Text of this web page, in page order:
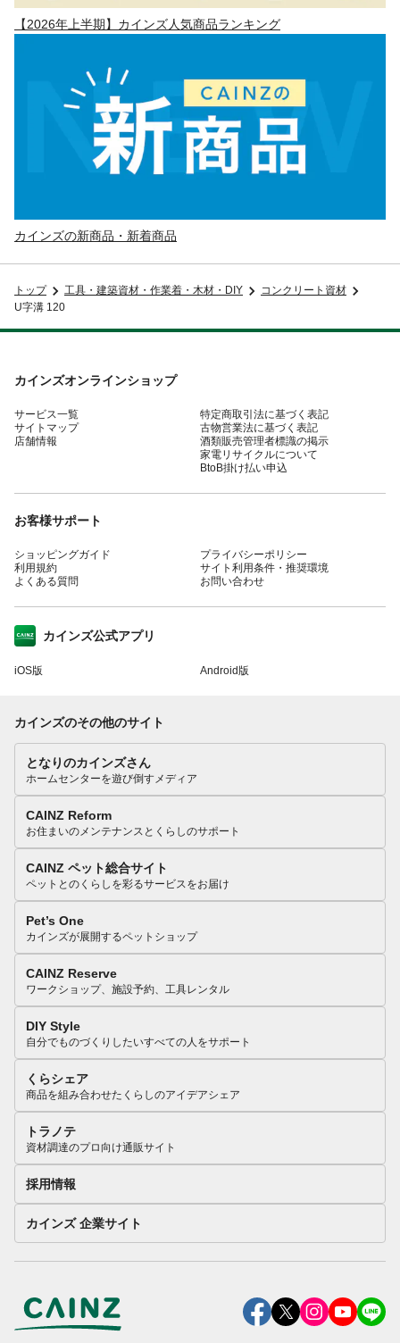
【2026年上半期】カインズ人気商品ランキング
カインズの新商品・新着商品
トップ 工具・建築資材・作業着・木材・DIY
コンクリート資材
U字溝 120
カインズオンラインショップ
サービス一覧
サイトマップ
店舗情報
特定商取引法に基づく表記
古物営業法に基づく表記
酒類販売管理者標識の掲示
家電リサイクルについて
BtoB掛け払い申込
お客様サポート
ショッピングガイド
利用規約
よくある質問
プライバシーポリシー
サイト利用条件・推奨環境
お問い合わせ
カインズ公式アプリ
iOS版 Android版
カインズのその他のサイト
となりのカインズさん
ホームセンターを遊び倒すメディア
CAINZ Reform
お住まいのメンテナンスとくらしのサポート
CAINZ ペット総合サイト
ペットとのくらしを彩るサービスをお届け
Pet’s One
カインズが展開するペットショップ
CAINZ Reserve
ワークショップ、施設予約、工具レンタル
DIY Style
自分でものづくりしたいすべての人をサポート
くらシェア
商品を組み合わせたくらしのアイデアシェア
トラノテ
資材調達のプロ向け通販サイト
採用情報
カインズ 企業サイト